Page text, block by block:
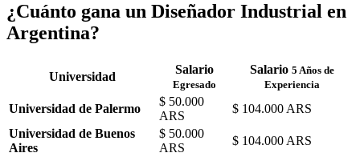
¿Cuánto gana un Diseñador Industrial en
Argentina?
Universidad
Salario
Egresado
Salario 5 Años de
Experiencia
Universidad de Palermo
$ 50.000
ARS
$ 104.000 ARS
Universidad de Buenos
Aires
$ 50.000
ARS
$ 104.000 ARS